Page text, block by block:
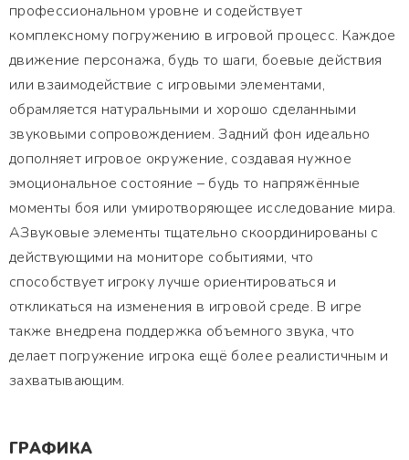
профессиональном уровне и содействует
комплексному погружению в игровой процесс. Каждое
движение персонажа, будь то шаги, боевые действия
или взаимодействие с игровыми элементами,
обрамляется натуральными и хорошо сделанными
звуковыми сопровождением. Задний фон идеально
дополняет игровое окружение, создавая нужное
эмоциональное состояние – будь то напряжённые
моменты боя или умиротворяющее исследование мира.
АЗвуковые элементы тщательно скоординированы с
действующими на мониторе событиями, что
способствует игроку лучше ориентироваться и
откликаться на изменения в игровой среде. В игре
также внедрена поддержка объемного звука, что
делает погружение игрока ещё более реалистичным и
захватывающим.
ГРАФИКА